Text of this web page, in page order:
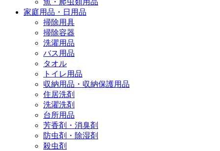
魚・爬虫類用品
家庭用品・日用品
掃除用具
掃除容器
洗濯用品
バス用品
タオル
トイレ用品
収納用品・収納保護用品
住居洗剤
洗濯洗剤
台所用品
芳香剤・消臭剤
防虫剤・除湿剤
殺虫剤